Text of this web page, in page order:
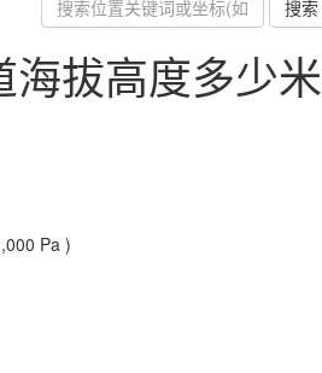
搜索
拔高度多少米
Pa )